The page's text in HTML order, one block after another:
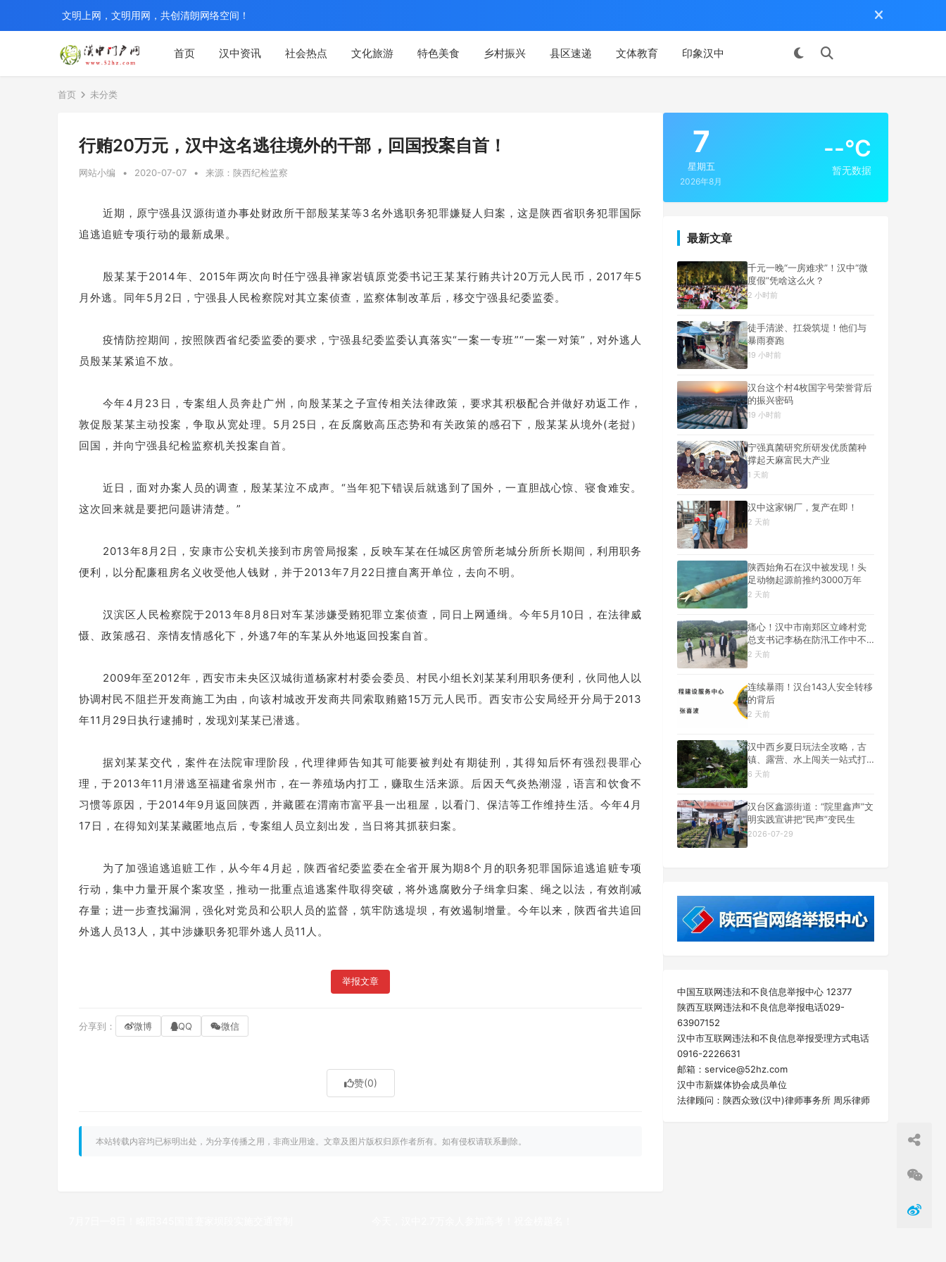
首页 汉中资讯 社会热点 文化旅游 特色美食 乡村振兴 县区速递 文体教育 印象汉中
文明上网，文明用网，共创清朗网络空间！
首页 未分类
行贿20万元，汉中这名逃往境外的干部，回国投案自首！
网站小编 • 2020-07-07 • 来源：陕西纪检监察
近期，原宁强县汉源街道办事处财政所干部殷某某等3名外逃职务犯罪嫌疑人归案，这是陕西省职务犯罪国际
追逃追赃专项行动的最新成果。
殷某某于2014年、2015年两次向时任宁强县禅家岩镇原党委书记王某某行贿共计20万元人民币，2017年5
月外逃。同年5月2日，宁强县人民检察院对其立案侦查，监察体制改革后，移交宁强县纪委监委。
疫情防控期间，按照陕西省纪委监委的要求，宁强县纪委监委认真落实“一案一专班”“一案一对策”，对外逃人
员殷某某紧追不放。
今年4月23日，专案组人员奔赴广州，向殷某某之子宣传相关法律政策，要求其积极配合并做好劝返工作，
敦促殷某某主动投案，争取从宽处理。5月25日，在反腐败高压态势和有关政策的感召下，殷某某从境外(老挝）
回国，并向宁强县纪检监察机关投案自首。
近日，面对办案人员的调查，殷某某泣不成声。“当年犯下错误后就逃到了国外，一直胆战心惊、寝食难安。
这次回来就是要把问题讲清楚。”
2013年8月2日，安康市公安机关接到市房管局报案，反映车某在任城区房管所老城分所所长期间，利用职务
便利，以分配廉租房名义收受他人钱财，并于2013年7月22日擅自离开单位，去向不明。
汉滨区人民检察院于2013年8月8日对车某涉嫌受贿犯罪立案侦查，同日上网通缉。今年5月10日，在法律威
慑、政策感召、亲情友情感化下，外逃7年的车某从外地返回投案自首。
2009年至2012年，西安市未央区汉城街道杨家村村委会委员、村民小组长刘某某利用职务便利，伙同他人以
协调村民不阻拦开发商施工为由，向该村城改开发商共同索取贿赂15万元人民币。西安市公安局经开分局于2013
年11月29日执行逮捕时，发现刘某某已潜逃。
据刘某某交代，案件在法院审理阶段，代理律师告知其可能要被判处有期徒刑，其得知后怀有强烈畏罪心
理，于2013年11月潜逃至福建省泉州市，在一养殖场内打工，赚取生活来源。后因天气炎热潮湿，语言和饮食不
习惯等原因，于2014年9月返回陕西，并藏匿在渭南市富平县一出租屋，以看门、保洁等工作维持生活。今年4月
17日，在得知刘某某藏匿地点后，专案组人员立刻出发，当日将其抓获归案。
为了加强追逃追赃工作，从今年4月起，陕西省纪委监委在全省开展为期8个月的职务犯罪国际追逃追赃专项
行动，集中力量开展个案攻坚，推动一批重点追逃案件取得突破，将外逃腐败分子缉拿归案、绳之以法，有效削减
存量；进一步查找漏洞，强化对党员和公职人员的监督，筑牢防逃堤坝，有效遏制增量。今年以来，陕西省共追回
外逃人员13人，其中涉嫌职务犯罪外逃人员11人。
举报文章
分享到： 微博 QQ 微信
赞(0)
本站转载内容均已标明出处，为分享传播之用，非商业用途。文章及图片版权归原作者所有。如有侵权请联系删除。
7
星期五
2026年8月
--°C
暂无数据
最新文章
千元一晚“一房难求”！汉中“微
度假”凭啥这么火？
2 小时前
徒手清淤、扛袋筑堤！他们与
暴雨赛跑
19 小时前
汉台这个村4枚国字号荣誉背后
的振兴密码
19 小时前
宁强真菌研究所研发优质菌种
撑起天麻富民大产业
1 天前
汉中这家钢厂，复产在即！
2 天前
陕西始角石在汉中被发现！头
足动物起源前推约3000万年
2 天前
痛心！汉中市南郑区立峰村党
总支书记李杨在防汛工作中不
幸遇难
2 天前
连续暴雨！汉台143人安全转移
的背后
2 天前
汉中西乡夏日玩法全攻略，古
镇、露营、水上闯关一站式打
卡
6 天前
汉台区鑫源街道：“院里鑫声”文
明实践宣讲把“民声”变民生
2026-07-29
中国互联网违法和不良信息举报中心 12377
陕西互联网违法和不良信息举报电话029-
63907152
汉中市互联网违法和不良信息举报受理方式电话
0916-2226631
邮箱：service@52hz.com
汉中市新媒体协会成员单位
法律顾问：陕西众致(汉中)律师事务所 周乐律师